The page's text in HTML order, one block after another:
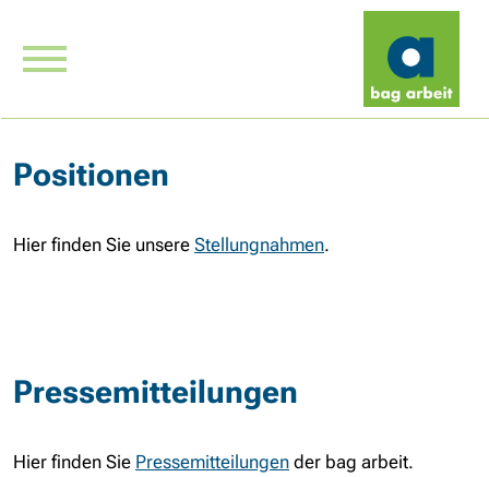
Positionen
Hier finden Sie unsere Stellungnahmen.
Pressemitteilungen
Hier finden Sie Pressemitteilungen der bag arbeit.